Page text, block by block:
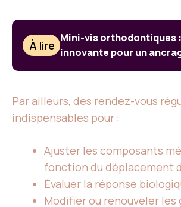
À lire
Mini-vis orthodontiques
innovante pour un
Par ailleurs, des rendez-vous
indispensables pour :
Ajuster les composants
fonction du déplacement
Évaluer la réponse
Modifier ou renouveler les